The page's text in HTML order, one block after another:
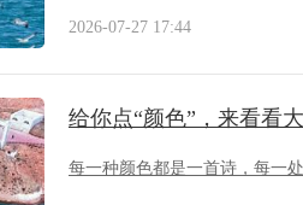
2026-07-27 17:44
给你点“颜色”，来看看
每一种颜色都是一首诗，每一